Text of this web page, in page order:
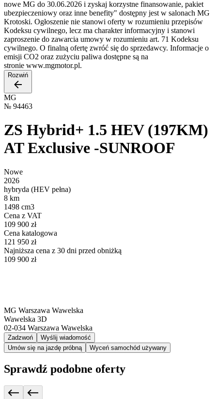
nowe MG do 30.06.2026 i zyskaj korzystne finansowanie, pakiet
ubezpieczeniowy oraz inne benefity" dostępny jest w salonach MG
Krotoski. Ogłoszenie nie stanowi oferty w rozumieniu przepisów
Kodeksu cywilnego, lecz ma charakter informacyjny i stanowi
zaproszenie do zawarcia umowy w rozumieniu art. 71 Kodeksu
cywilnego. O finalną ofertę zwróć się do sprzedawcy. Informacje o
emisji CO2 oraz zużyciu paliwa dostępne są na
stronie www.mgmotor.pl.
Rozwiń
MG
№ 94463
ZS Hybrid+ 1.5 HEV (197KM)
AT Exclusive -SUNROOF
Nowe
2026
hybryda (HEV pełna)
8 km
1498 cm3
Cena z VAT
109 900 zł
Cena katalogowa
121 950 zł
Najniższa cena z 30 dni przed obniżką
109 900 zł
MG Warszawa Wawelska
Wawelska 3D
02-034 Warszawa Wawelska
Zadzwoń
Wyślij wiadomość
Umów się na jazdę próbną
Wyceń samochód używany
Sprawdź podobne oferty